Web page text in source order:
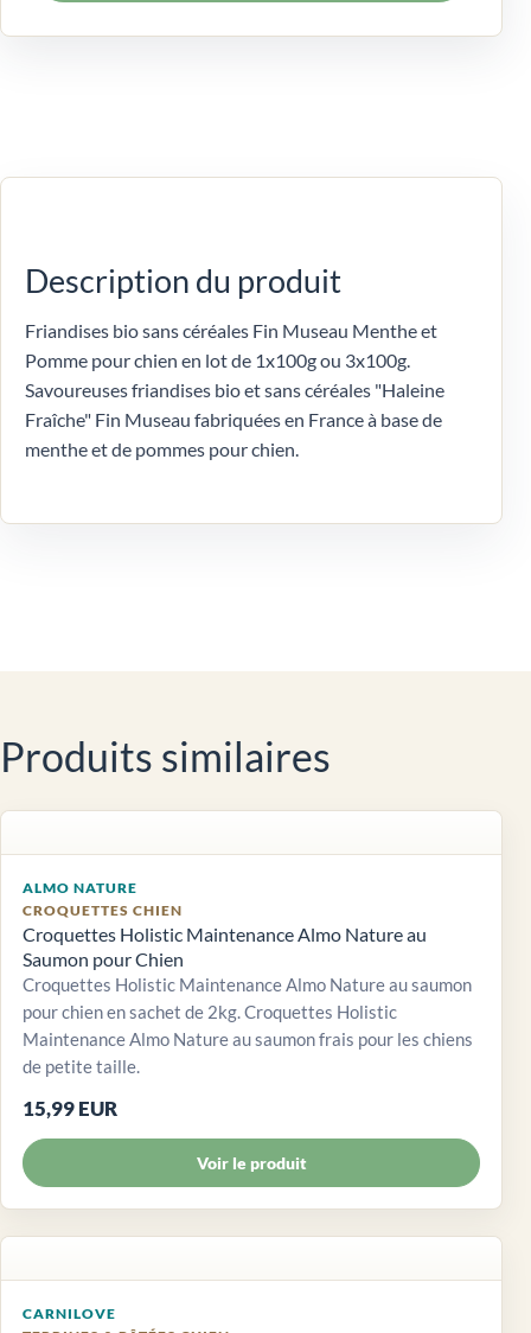
Description du produit
Friandises bio sans céréales Fin Museau Menthe et
Pomme pour chien en lot de 1x100g ou 3x100g.
Savoureuses friandises bio et sans céréales "Haleine
Fraîche" Fin Museau fabriquées en France à base de
menthe et de pommes pour chien.
Produits similaires
ALMO NATURE
CROQUETTES CHIEN
Croquettes Holistic Maintenance Almo Nature au
Saumon pour Chien
Croquettes Holistic Maintenance Almo Nature au saumon
pour chien en sachet de 2kg. Croquettes Holistic
Maintenance Almo Nature au saumon frais pour les chiens
de petite taille.
15,99 EUR
Voir le produit
CARNILOVE